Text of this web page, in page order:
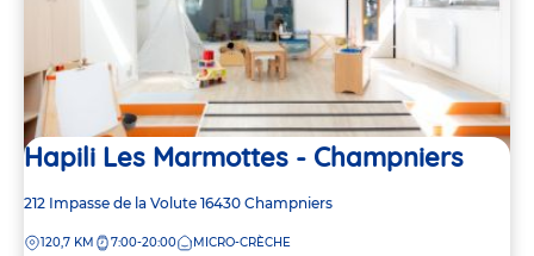
Hapili Les Marmottes - Champniers
Adresse
la
212 Impasse de la Volute 16430 Champniers
DISTANCE
120,7 KM 7:00-20:00 MICRO-CRÈCHE